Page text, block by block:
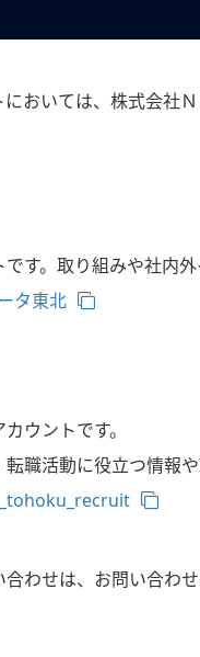
おいては、株式会社
す。取り組みや社内外
タ東北
ウントです。
職活動に役立つ情報
わせは、お問い合わ